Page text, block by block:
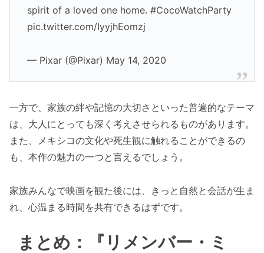
spirit of a loved one home. #CocoWatchParty
pic.twitter.com/IyyjhEomzj
— Pixar (@Pixar) May 14, 2020
一方で、家族の絆や記憶の大切さといった普遍的なテーマ
は、大人にとっても深く考えさせられるものがあります。
また、メキシコの文化や死生観に触れることができるの
も、本作の魅力の一つと言えるでしょう。
家族みんなで映画を観た後には、きっと自然と会話が生ま
れ、心温まる時間を共有できるはずです。
まとめ：『リメンバー・ミ